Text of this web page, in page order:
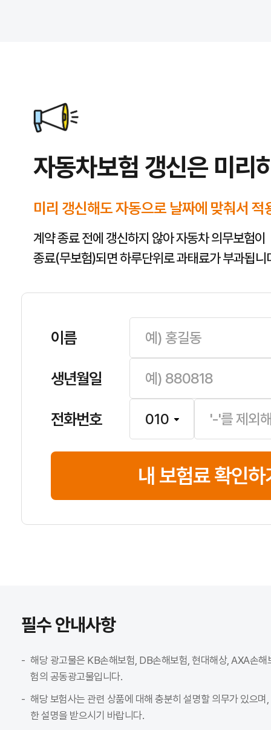
자동차보험 갱신은 미리
미리 갱신해도 자동으로 날짜에 맞춰서 적
계약 종료 전에 갱신하지 않아 자동차 의무보험이
종료(무보험)되면 하루단위로 과태료가 부과됩니
이름
생년월일
전화번호
내 보험료 확인하
필수 안내사항
해당 광고물은 KB손해보험, DB손해보험, 현대해상, AXA손
험의 공동광고물입니다.
해당 보험사는 관련 상품에 대해 충분히 설명할 의무가 있으
한 설명을 받으시기 바랍니다.